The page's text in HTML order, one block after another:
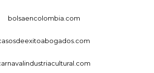
bolsaencolombia.com